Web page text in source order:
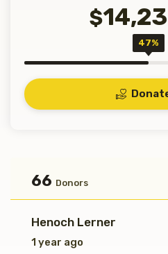
$
47%
66 Donors
Henoch Lerner
1 year ago